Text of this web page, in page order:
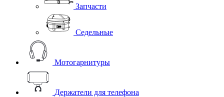
Запчасти
Седельные
Мотогарнитуры
Держатели для телефона